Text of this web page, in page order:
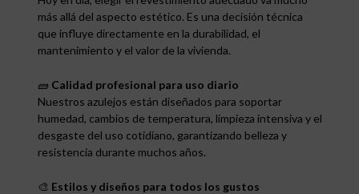
más allá del aspecto estético. Es una decisión técnica
que influye directamente en la durabilidad, el
mantenimiento y el valor de la vivienda.
🧱 Calidad profesional para uso diario
Nuestros azulejos están diseñados para soportar
humedad, cambios de temperatura, limpieza intensiva y el
desgaste del uso cotidiano, garantizando belleza y
resistencia durante muchos años.
🎨 Estilos y diseños para todos los gustos